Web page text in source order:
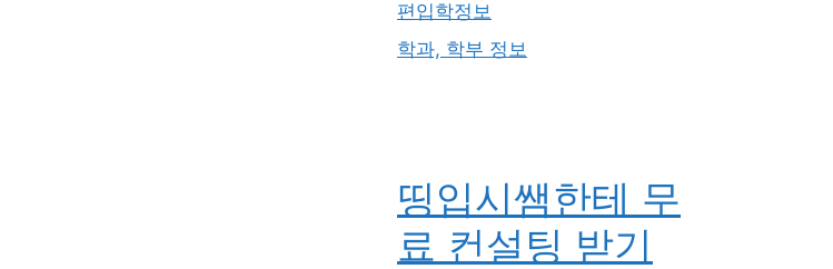
편입학정보
학과, 학부 정보
띵입시쌤한테 무
료 컨설팅 받기